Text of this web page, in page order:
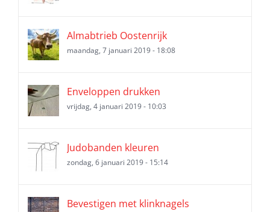
Almabtrieb Oostenrijk
maandag, 7 januari 2019 - 18:08
Enveloppen drukken
vrijdag, 4 januari 2019 - 10:03
Judobanden kleuren
zondag, 6 januari 2019 - 15:14
Bevestigen met klinknagels